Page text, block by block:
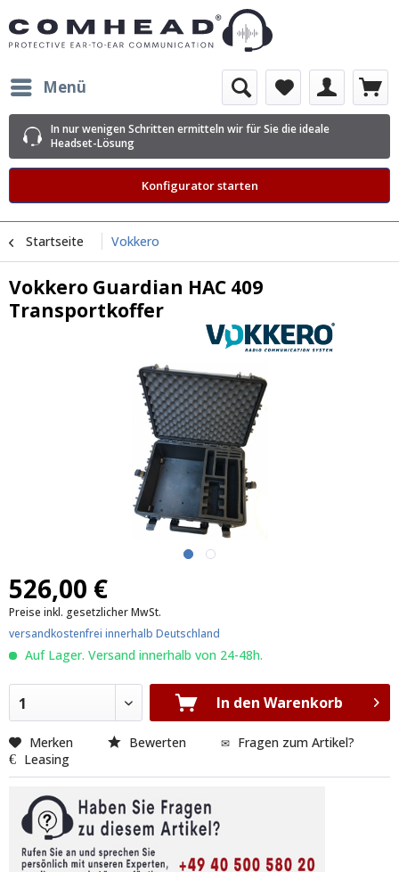
Menü
In nur wenigen Schritten ermitteln wir für Sie die ideale
Headset-Lösung
Konfigurator starten
Startseite Vokkero
Vokkero Guardian HAC 409
Transportkoffer
526,00 €
Preise inkl. gesetzlicher MwSt.
versandkostenfrei innerhalb Deutschland
Auf Lager. Versand innerhalb von 24-48h.
1 In den Warenkorb
Merken Bewerten
Fragen zum Artikel?
Leasing